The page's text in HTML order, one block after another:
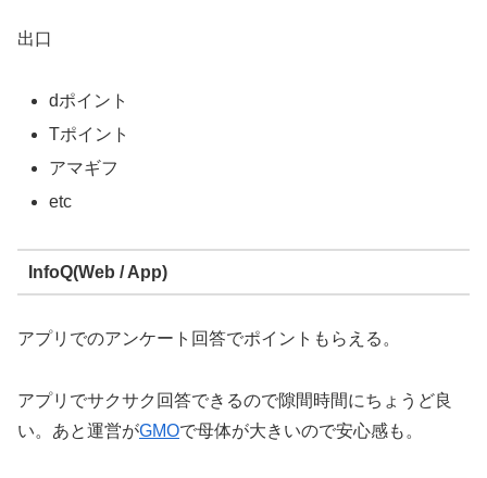
出口
dポイント
Tポイント
アマギフ
etc
InfoQ(Web / App)
アプリでのアンケート回答でポイントもらえる。
アプリでサクサク回答できるので隙間時間にちょうど良
い。あと運営がGMOで母体が大きいので安心感も。